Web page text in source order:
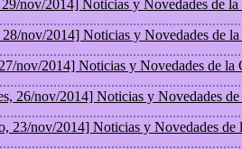
29/nov/2014] Noticias y Novedades de
28/nov/2014] Noticias y Novedades de
nov/2014] Noticias y Novedades de la
26/nov/2014] Noticias y Novedades
23/nov/2014] Noticias y Novedades de